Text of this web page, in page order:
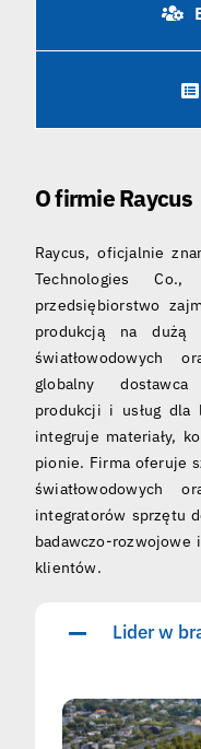
O firmie Raycus
Raycus, oficjalnie
Technologies
przedsiębiorstwo
produkcją na dużą
światłowodowych
globalny dostawca
produkcji i usług dla
integruje materiały,
pionie. Firma oferuje
światłowodowych
integratorów sprzętu
badawczo-rozwojowe
klientów.
Lider w